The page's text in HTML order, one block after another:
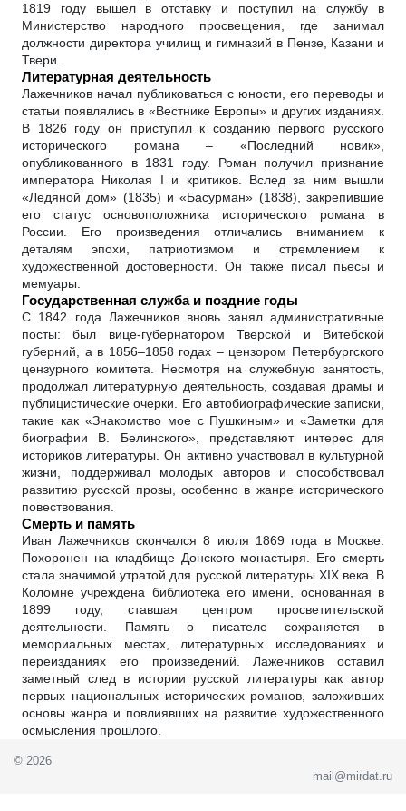
1819 году вышел в отставку и поступил на службу в
Министерство народного просвещения, где занимал
должности директора училищ и гимназий в Пензе, Казани и
Твери.
Литературная деятельность
Лажечников начал публиковаться с юности, его переводы и
статьи появлялись в «Вестнике Европы» и других изданиях.
В 1826 году он приступил к созданию первого русского
исторического романа – «Последний новик»,
опубликованного в 1831 году. Роман получил признание
императора Николая I и критиков. Вслед за ним вышли
«Ледяной дом» (1835) и «Басурман» (1838), закрепившие
его статус основоположника исторического романа в
России. Его произведения отличались вниманием к
деталям эпохи, патриотизмом и стремлением к
художественной достоверности. Он также писал пьесы и
мемуары.
Государственная служба и поздние годы
С 1842 года Лажечников вновь занял административные
посты: был вице-губернатором Тверской и Витебской
губерний, а в 1856–1858 годах – цензором Петербургского
цензурного комитета. Несмотря на служебную занятость,
продолжал литературную деятельность, создавая драмы и
публицистические очерки. Его автобиографические записки,
такие как «Знакомство мое с Пушкиным» и «Заметки для
биографии В. Белинского», представляют интерес для
историков литературы. Он активно участвовал в культурной
жизни, поддерживал молодых авторов и способствовал
развитию русской прозы, особенно в жанре исторического
повествования.
Смерть и память
Иван Лажечников скончался 8 июля 1869 года в Москве.
Похоронен на кладбище Донского монастыря. Его смерть
стала значимой утратой для русской литературы XIX века. В
Коломне учреждена библиотека его имени, основанная в
1899 году, ставшая центром просветительской
деятельности. Память о писателе сохраняется в
мемориальных местах, литературных исследованиях и
переизданиях его произведений. Лажечников оставил
заметный след в истории русской литературы как автор
первых национальных исторических романов, заложивших
основы жанра и повлиявших на развитие художественного
осмысления прошлого.
© 2026
mail@mirdat.ru